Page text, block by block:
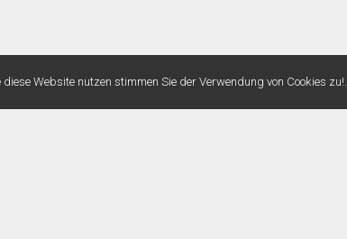
Website nutzen stimmen Sie der Verwendung von Cookies zu!.